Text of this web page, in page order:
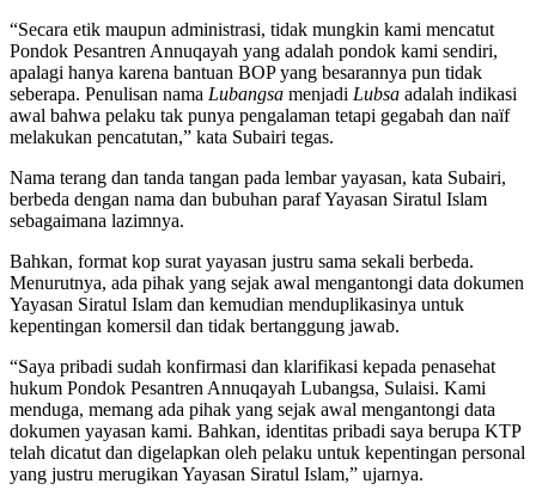
“Secara etik maupun administrasi, tidak mungkin kami mencatut
Pondok Pesantren Annuqayah yang adalah pondok kami sendiri,
apalagi hanya karena bantuan BOP yang besarannya pun tidak
seberapa. Penulisan nama Lubangsa menjadi Lubsa adalah indikasi
awal bahwa pelaku tak punya pengalaman tetapi gegabah dan naïf
melakukan pencatutan,” kata Subairi tegas.
Nama terang dan tanda tangan pada lembar yayasan, kata Subairi,
berbeda dengan nama dan bubuhan paraf Yayasan Siratul Islam
sebagaimana lazimnya.
Bahkan, format kop surat yayasan justru sama sekali berbeda.
Menurutnya, ada pihak yang sejak awal mengantongi data dokumen
Yayasan Siratul Islam dan kemudian menduplikasinya untuk
kepentingan komersil dan tidak bertanggung jawab.
“Saya pribadi sudah konfirmasi dan klarifikasi kepada penasehat
hukum Pondok Pesantren Annuqayah Lubangsa, Sulaisi. Kami
menduga, memang ada pihak yang sejak awal mengantongi data
dokumen yayasan kami. Bahkan, identitas pribadi saya berupa KTP
telah dicatut dan digelapkan oleh pelaku untuk kepentingan personal
yang justru merugikan Yayasan Siratul Islam,” ujarnya.